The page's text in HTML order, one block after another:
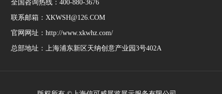
全国咨询热线：400-880-3676
联系邮箱：XKWSH@126.COM
官网网址：http://www.xkwhz.com/
总部地址：上海浦东新区天纳创意产业园3号402A